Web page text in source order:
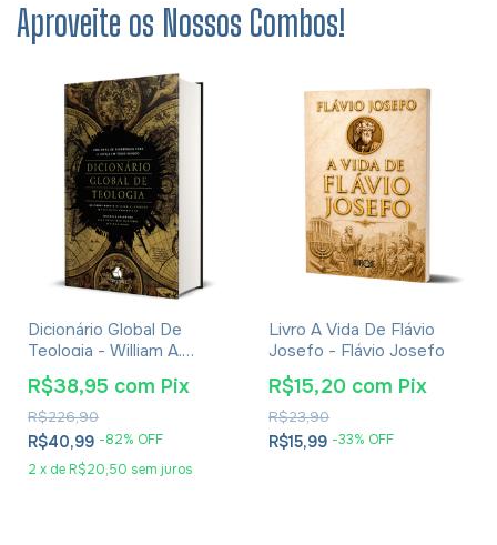
Aproveite os Nossos Combos!
Dicionário Global De
Teologia - William A.
Dyrness
R$40,99 -82% OFF
2 x de R$20,50 sem juros
R$226,90
R$38,95 com Pix
Livro A Vida De Flávio
Josefo - Flávio Josefo
R$15,99 -33% OFF
R$23,90
R$15,20 com Pix